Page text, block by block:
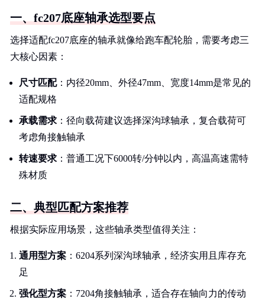
一、fc207底座轴承选型要点
选择适配fc207底座的轴承就像给跑车配轮胎，需要考虑三
大核心因素：
尺寸匹配：内径20mm、外径47mm、宽度14mm是常见的
适配规格
承载需求 ：径向载荷建议选择深沟球轴承，复合载荷可
考虑角接触轴承
转速要求 ：普通工况下6000转/分钟以内，高温高速需特
殊材质
二、典型匹配方案推荐
根据实际应用场景，这些轴承类型值得关注：
通用型方案 ：6204系列深沟球轴承，经济实用且库存充
足
强化型方案 ：7204角接触轴承，适合存在轴向力的传动